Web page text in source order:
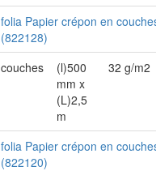
folia Papier crépon en
(822128)
couches
(l)500
mm x
(L)2,5
m
32 g/m2
folia Papier crépon en
(822120)